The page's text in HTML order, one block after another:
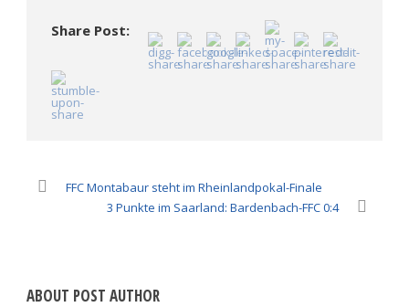
Fenster
geöffnet)
Fenster
geöffnet)
geöffnet)
Share Post:
FFC Montabaur steht im Rheinlandpokal-Finale
3 Punkte im Saarland: Bardenbach-FFC 0:4
ABOUT POST AUTHOR